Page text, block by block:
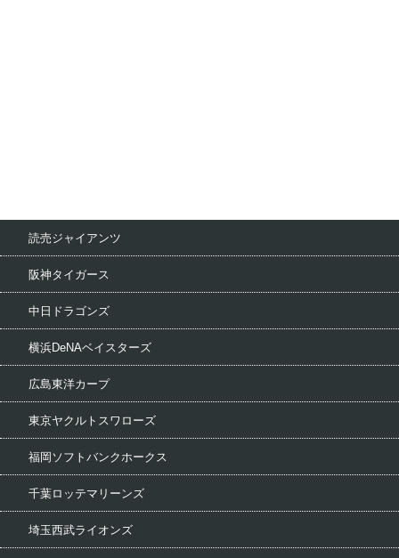
読売ジャイアンツ
阪神タイガース
中日ドラゴンズ
横浜DeNAベイスターズ
広島東洋カープ
東京ヤクルトスワローズ
福岡ソフトバンクホークス
千葉ロッテマリーンズ
埼玉西武ライオンズ